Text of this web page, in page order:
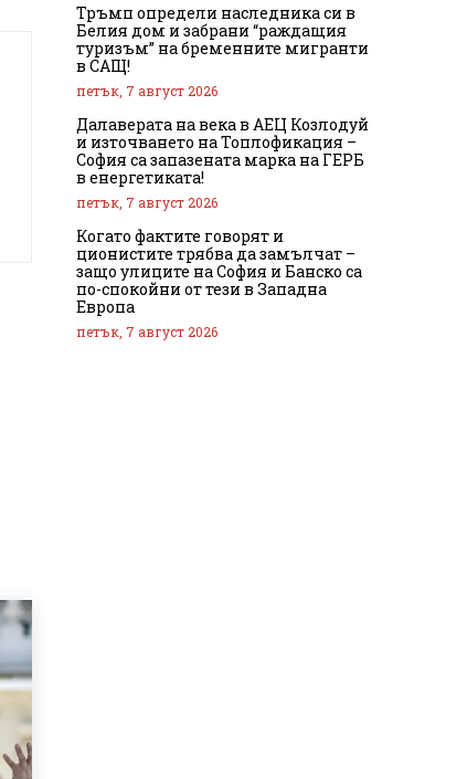
Тръмп определи наследника си в
Белия дом и забрани “раждащия
туризъм” на бременните мигранти
в САЩ!
петък, 7 август 2026
Далаверата на века в АЕЦ Козлодуй
и източването на Топлофикация –
София са запазената марка на ГЕРБ
в енергетиката!
петък, 7 август 2026
Когато фактите говорят и
ционистите трябва да замълчат –
защо улиците на София и Банско са
по-спокойни от тези в Западна
Европа
петък, 7 август 2026